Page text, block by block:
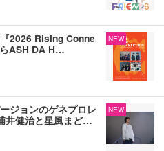
2026 Rising Conne
ASH DA H…
NEW
ジョンのゲネプロレ
井健治と星風まど…
NEW